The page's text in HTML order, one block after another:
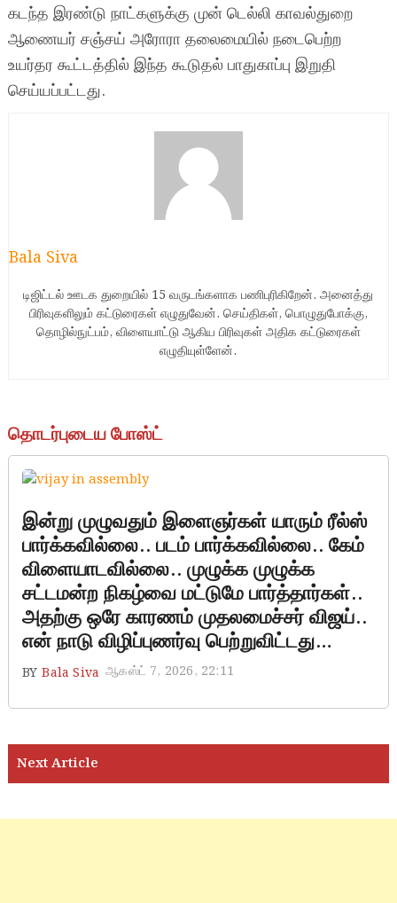
கடந்த இரண்டு நாட்களுக்கு முன் டெல்லி காவல்துறை
ஆணையர் சஞ்சய் அரோரா தலைமையில் நடைபெற்ற
உயர்தர கூட்டத்தில் இந்த கூடுதல் பாதுகாப்பு இறுதி
செய்யப்பட்டது.
Bala Siva
டிஜிட்டல் ஊடக துறையில் 15 வருடங்களாக பணிபுரிகிறேன். அனைத்து
பிரிவுகளிலும் கட்டுரைகள் எழுதுவேன். செய்திகள், பொழுதுபோக்கு,
தொழில்நுட்பம், விளையாட்டு ஆகிய பிரிவுகள் அதிக கட்டுரைகள்
எழுதியுள்ளேன்.
தொடர்புடைய போஸ்ட்
இன்று முழுவதும் இளைஞர்கள் யாரும் ரீல்ஸ்
பார்க்கவில்லை.. படம் பார்க்கவில்லை.. கேம்
விளையாடவில்லை.. முழுக்க முழுக்க
சட்டமன்ற நிகழ்வை மட்டுமே பார்த்தார்கள்..
அதற்கு ஒரே காரணம் முதலமைச்சர் விஜய்..
என் நாடு விழிப்புணர்வு பெற்றுவிட்டது…
BY Bala Siva ஆகஸ்ட் 7, 2026, 22:11